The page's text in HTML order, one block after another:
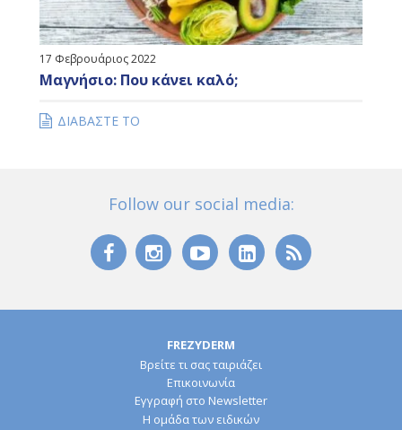
17 Φεβρουάριος 2022
Μαγνήσιο: Που κάνει καλό;
ΔΙΑΒΑΣΤΕ ΤΟ
Follow our social media:
FREZYDERM
Βρείτε τι σας ταιριάζει
Επικοινωνία
Εγγραφή στο Newsletter
Η ομάδα των ειδικών